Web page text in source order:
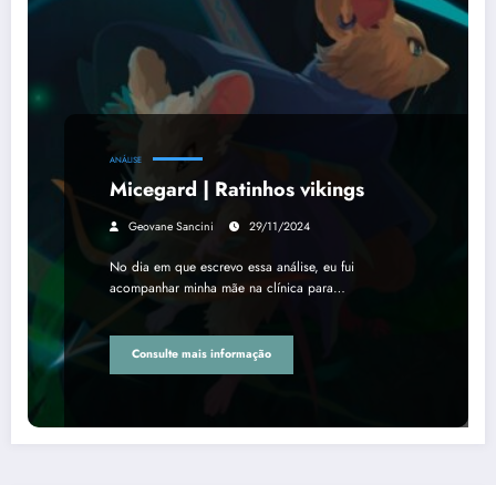
ANÁLISE
Micegard | Ratinhos vikings
Geovane Sancini 29/11/2024
No dia em que escrevo essa análise, eu fui
acompanhar minha mãe na clínica para…
Consulte mais informação